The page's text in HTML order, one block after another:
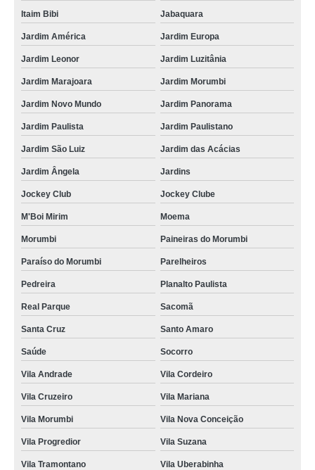
Itaim Bibi Jabaquara
Jardim América Jardim Europa
Jardim Leonor Jardim Luzitânia
Jardim Marajoara Jardim Morumbi
Jardim Novo Mundo Jardim Panorama
Jardim Paulista Jardim Paulistano
Jardim São Luiz Jardim das Acácias
Jardim Ângela Jardins
Jockey Club Jockey Clube
M'Boi Mirim Moema
Morumbi Paineiras do Morumbi
Paraíso do Morumbi Parelheiros
Pedreira Planalto Paulista
Real Parque Sacomã
Santa Cruz Santo Amaro
Saúde Socorro
Vila Andrade Vila Cordeiro
Vila Cruzeiro Vila Mariana
Vila Morumbi Vila Nova Conceição
Vila Progredior Vila Suzana
Vila Tramontano Vila Uberabinha